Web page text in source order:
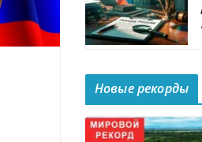
Новые рекорды